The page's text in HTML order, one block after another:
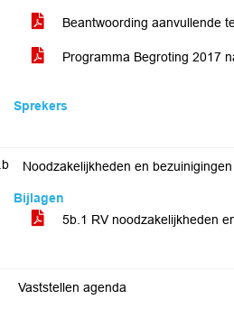
Beantwoording aanvullende
Programma Begroting 2017
Sprekers
Noodzakelijkheden en
Bijlagen
5b.1 RV noodzakelijkheden
Vaststellen agenda